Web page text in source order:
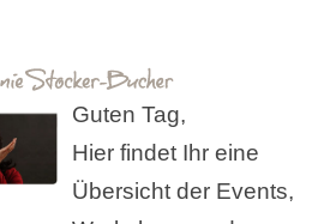
Guten Tag,
Hier findet Ihr eine
Übersicht der Events,